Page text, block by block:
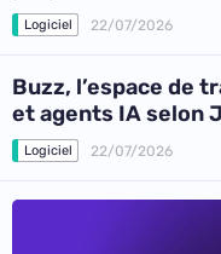
Logiciel 22/07/2026
Buzz, l’espace de
et agents IA selon
Logiciel 22/07/2026